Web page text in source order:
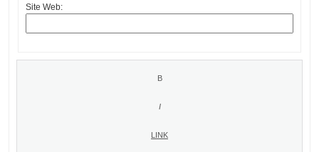
Site Web: